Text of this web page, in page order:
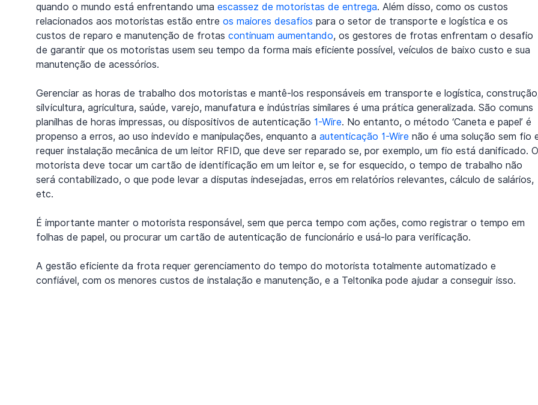
quando o mundo está enfrentando uma escassez de motoristas de entrega. Além disso, como os custos
relacionados aos motoristas estão entre os maiores desafios para o setor de transporte e logística e os
custos de reparo e manutenção de frotas continuam aumentando, os gestores de frotas enfrentam o desafio
de garantir que os motoristas usem seu tempo da forma mais eficiente possível, veículos de baixo custo e sua
manutenção de acessórios.
Gerenciar as horas de trabalho dos motoristas e mantê-los responsáveis ​​em transporte e logística,
silvicultura, agricultura, saúde, varejo, manufatura e indústrias similares é uma prática generalizada. São comuns
planilhas de horas impressas, ou dispositivos de autenticação 1-Wire. No entanto, o método ‘Caneta e papel’ é
propenso a erros, ao uso indevido e manipulações, enquanto a autenticação 1-Wire não é uma solução sem fio
requer instalação mecânica de um leitor RFID, que deve ser reparado se, por exemplo, um fio está danificado. O
motorista deve tocar um cartão de identificação em um leitor e, se for esquecido, o tempo de trabalho não
será contabilizado, o que pode levar a disputas indesejadas, erros em relatórios relevantes, cálculo de salários,
etc.
É importante manter o motorista responsável, sem que perca tempo com ações, como registrar o tempo em
folhas de papel, ou procurar um cartão de autenticação de funcionário e usá-lo para verificação.
A gestão eficiente da frota requer gerenciamento do tempo do motorista totalmente automatizado e
confiável, com os menores custos de instalação e manutenção, e a Teltonika pode ajudar a conseguir isso.